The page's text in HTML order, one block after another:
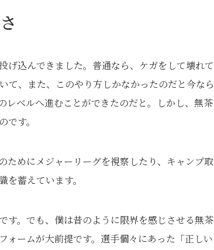
げ込んできました。普通なら、ケガをして壊れて
て、また、このやり方しかなかったのだと今なら
レベルへ進むことができたのだと。しかし、無茶
す。
ためにメジャーリーグを視察したり、キャンプ取
蓄えています。
す。でも、僕は昔のように限界を感じさせる無茶
ォームが大前提です。選手個々にあった「正しい